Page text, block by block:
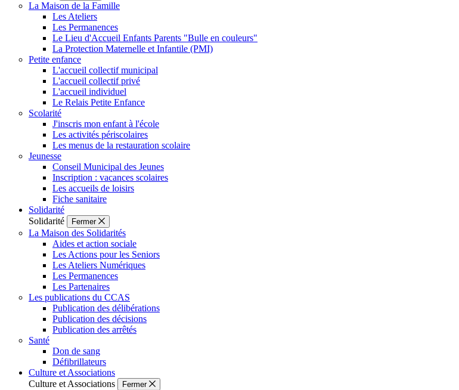
La Maison de la Famille
Les Ateliers
Les Permanences
Le Lieu d'Accueil Enfants Parents "Bulle en couleurs"
La Protection Maternelle et Infantile (PMI)
Petite enfance
L'accueil collectif municipal
L'accueil collectif privé
L'accueil individuel
Le Relais Petite Enfance
Scolarité
J'inscris mon enfant à l'école
Les activités périscolaires
Les menus de la restauration scolaire
Jeunesse
Conseil Municipal des Jeunes
Inscription : vacances scolaires
Les accueils de loisirs
Fiche sanitaire
Solidarité
Solidarité
Fermer
La Maison des Solidarités
Aides et action sociale
Les Actions pour les Seniors
Les Ateliers Numériques
Les Permanences
Les Partenaires
Les publications du CCAS
Publication des délibérations
Publication des décisions
Publication des arrêtés
Santé
Don de sang
Défibrillateurs
Culture et Associations
Culture et Associations
Fermer